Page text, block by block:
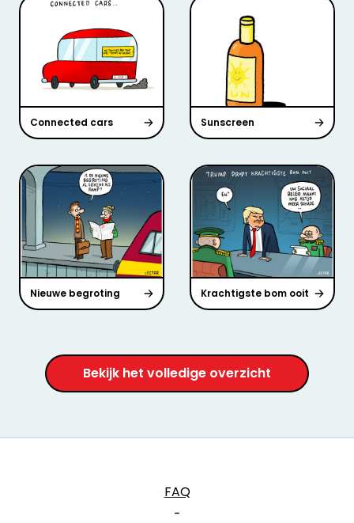
Connected cars Sunscreen
Nieuwe begroting Krachtigste bom ooit
Bekijk het volledige overzicht
FAQ
-